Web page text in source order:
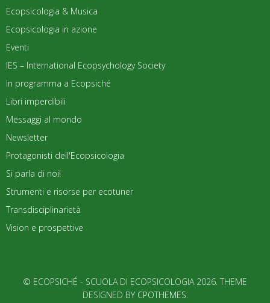
Ecopsicologia & Musica
Ecopsicologia in azione
Eventi
IES – International Ecopsychology Society
In programma a Ecopsiché
Libri imperdibili
Messaggi al mondo
Newsletter
Protagonisti dell'Ecopsicologia
Si parla di noi!
Strumenti e risorse per ecotuner
Transdisciplinarietà
Vision e prospettive
© ECOPSICHÉ - SCUOLA DI ECOPSICOLOGIA 2026. THEME
DESIGNED BY CPOTHEMES.